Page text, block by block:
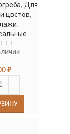
, Для
цветов,
,
₽